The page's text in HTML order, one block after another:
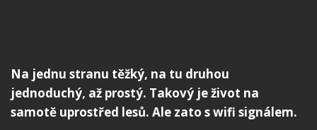
Na jednu stranu těžký, na tu druhou
jednoduchý, až prostý. Takový je život na
samotě uprostřed lesů. Ale zato s wifi signálem.